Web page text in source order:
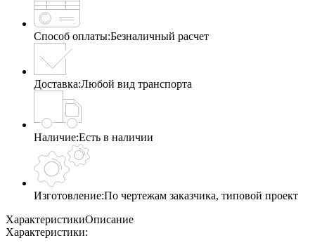
Способ оплаты:Безналичный расчет
Доставка:Любой вид транспорта
Наличие:Есть в наличии
Изготовление:По чертежам заказчика, типовой проект
ХарактеристикиОписание
Характеристики: